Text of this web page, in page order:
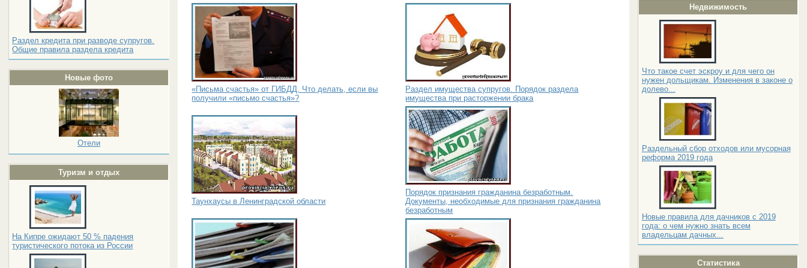
Раздел кредита при разводе супругов.
Общие правила раздела кредита
Новые фото
Отели
Туризм и отдых
На Кипре ожидают 50 % падения
туристического потока из России
Недвижимость
Что такое счет эскроу и для чего он
нужен дольщикам. Изменения в законе о
долево...
Раздельный сбор отходов или мусорная
реформа 2019 года
Новые правила для дачников с 2019
года: о чем нужно знать всем
владельцам дачных...
Статистика
«Письма счастья» от ГИБДД. Что делать, если вы
получили «письмо счастья»?
Раздел имущества супругов. Порядок раздела
имущества при расторжении брака
Таунхаусы в Ленинградской области
Порядок признания гражданина безработным.
Документы, необходимые для признания гражданина
безработным